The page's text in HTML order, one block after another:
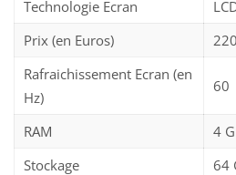
Technologie Ecran
Prix (en Euros)
Rafraichissement Ecran (en
Hz)
60
RAM
4
Stockage
64